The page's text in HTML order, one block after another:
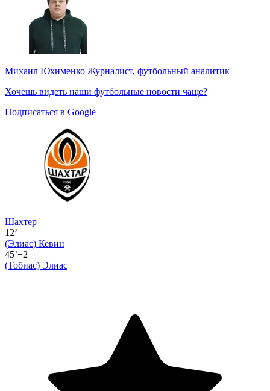
Михаил Юхименко Журналист, футбольный аналитик
Хочешь видеть наши футбольные новости чаще?
Подписаться в Google
Шахтер
12’
(Элиас) Кевин
45’+2
(Тобиас) Элиас